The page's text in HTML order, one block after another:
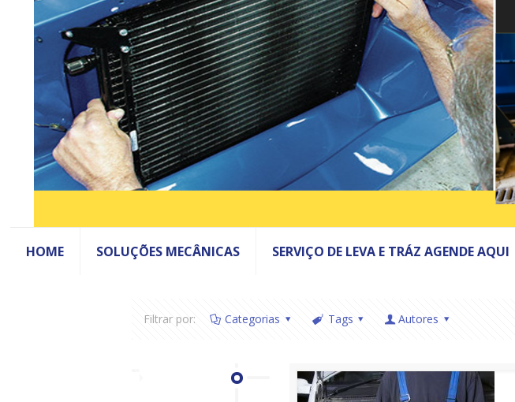
HOME SOLUÇÕES MECÂNICAS SERVIÇO DE LEVA E TRÁZ AGENDE AQUI
Filtrar por: Categorias Tags Autores